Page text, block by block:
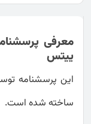
معرفی
ییتس
این پرسشنامه
ساخته شده است.